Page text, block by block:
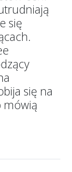
się
się na
mówią